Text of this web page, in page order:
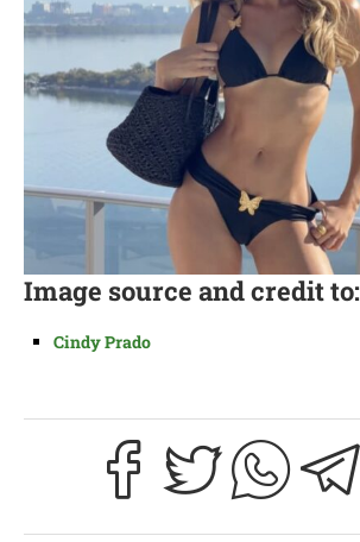
Image source and credit to:
Cindy Prado